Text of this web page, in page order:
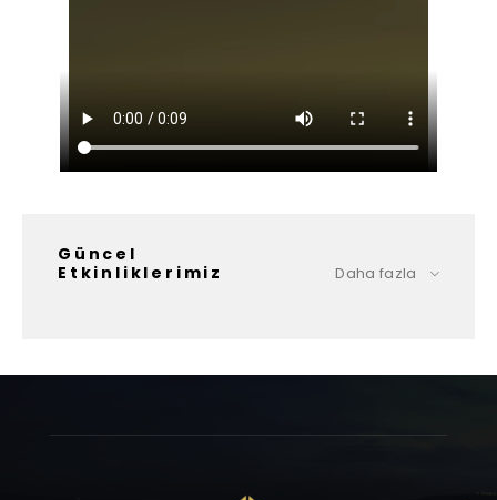
Güncel
Etkinliklerimiz
Daha fazla